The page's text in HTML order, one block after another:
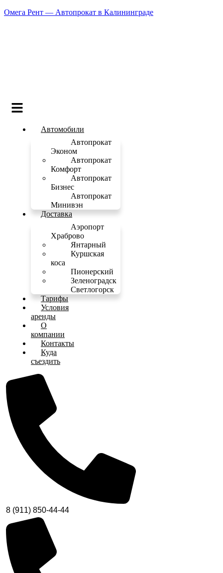
Омега Рент — Автопрокат в Калининграде
Меню
Автомобили
Автопрокат
Эконом
Автопрокат
Комфорт
Автопрокат
Бизнес
Автопрокат
Минивэн
Доставка
Аэропорт
Храброво
Янтарный
Куршская
коса
Пионерский
Зеленоградск
Светлогорск
Тарифы
Условия
аренды
О
компании
Контакты
Куда
съездить
8 (911) 850-44-44